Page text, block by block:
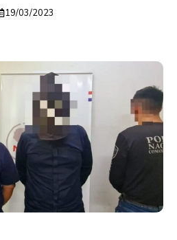
19/03/2023